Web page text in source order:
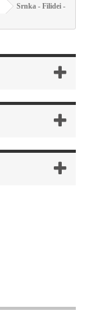
Srnka - Filidei -